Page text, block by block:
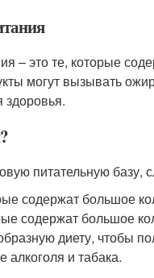
– это те, которые
могут вызывать
здоровья.
питательную базу,
содержат большое
содержат большое
диету, чтобы
алкоголя и табака.